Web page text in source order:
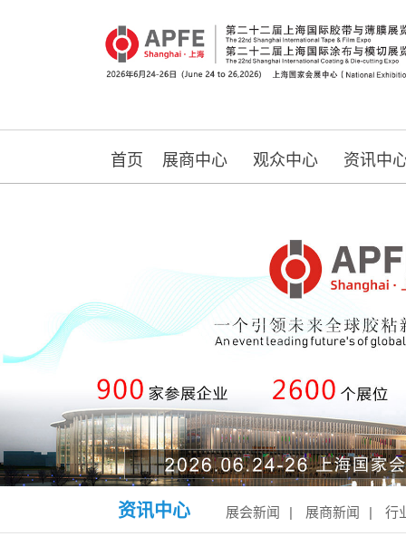
首页 展商中心 观众中心 资讯中
资讯中心 展会新闻 | 展商新闻 | 行